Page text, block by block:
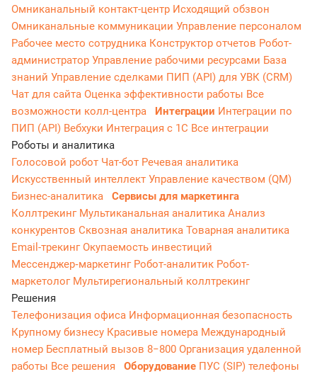
Омниканальный контакт-центр Исходящий обзвон
Омниканальные коммуникации Управление персоналом
Рабочее место сотрудника Конструктор отчетов Робот-
администратор Управление рабочими ресурсами База
знаний Управление сделками ПИП (API) для УВК (CRM)
Чат для сайта Оценка эффективности работы Все
возможности колл-центра
Интеграции Интеграции по
ПИП (API) Вебхуки Интеграция с 1С Все интеграции
Роботы и аналитика
Голосовой робот Чат-бот Речевая аналитика
Искусственный интеллект Управление качеством (QM)
Бизнес-аналитика
Сервисы для маркетинга
Коллтрекинг Мультиканальная аналитика Анализ
конкурентов Сквозная аналитика Товарная аналитика
Email-трекингОкупаемость инвестиций
Мессенджер‑маркетинг Робот-аналитик Робот-
маркетолог Мультирегиональный коллтрекинг
Решения
Телефонизация офиса Информационная безопасность
Крупному бизнесу Красивые номера Международный
номер Бесплатный вызов 8−800 Организация удаленной
работы Все решения Оборудование ПУС (SIP) телефоны